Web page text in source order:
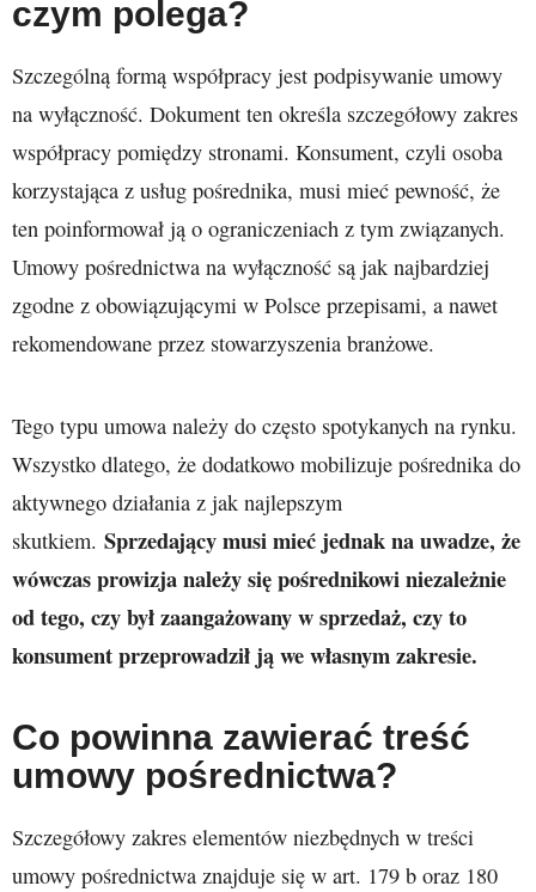
czym polega?
Szczególną formą współpracy jest podpisywanie umowy
na wyłączność. Dokument ten określa szczegółowy zakres
współpracy pomiędzy stronami. Konsument, czyli osoba
korzystająca z usług pośrednika, musi mieć pewność, że
ten poinformował ją o ograniczeniach z tym związanych.
Umowy pośrednictwa na wyłączność są jak najbardziej
zgodne z obowiązującymi w Polsce przepisami, a nawet
rekomendowane przez stowarzyszenia branżowe.
Tego typu umowa należy do często spotykanych na rynku.
Wszystko dlatego, że dodatkowo mobilizuje pośrednika do
aktywnego działania z jak najlepszym
skutkiem. Sprzedający musi mieć jednak na uwadze, że
wówczas prowizja należy się pośrednikowi niezależnie
od tego, czy był zaangażowany w sprzedaż, czy to
konsument przeprowadził ją we własnym zakresie.
Co powinna zawierać treść
umowy pośrednictwa?
Szczegółowy zakres elementów niezbędnych w treści
umowy pośrednictwa znajduje się w art. 179 b oraz 180